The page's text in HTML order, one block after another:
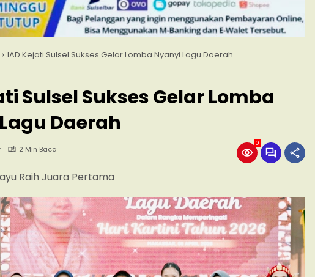
IAD Kejati Sulsel Sukses Gelar Lomba Nyanyi Lagu Daerah
Sulsel Sukses Gelar Lomba
Daerah
2 Min Baca
0
Raih Juara Pertama